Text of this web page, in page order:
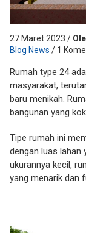
27 Maret 2023 /
Blog News / 1
Rumah type 24
masyarakat,
baru menikah.
bangunan yang
Tipe rumah ini
dengan luas lahan
ukurannya kecil,
yang menarik dan